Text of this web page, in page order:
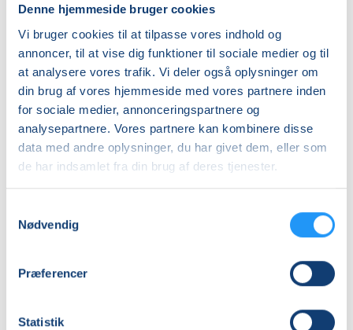
Denne hjemmeside bruger cookies
Vi bruger cookies til at tilpasse vores indhold og
annoncer, til at vise dig funktioner til sociale medier og til
at analysere vores trafik. Vi deler også oplysninger om
din brug af vores hjemmeside med vores partnere inden
for sociale medier, annonceringspartnere og
analysepartnere. Vores partnere kan kombinere disse
data med andre oplysninger, du har givet dem, eller som
de har indsamlet fra din brug af deres tjenester.
Nødvendig
Præferencer
Statistik
Info
Nummer
462387
Mødegang
søndag 29.11.2026, kl. 10.00 - 13.30
Antal mødegange
1mødegang
Nr Jernløse (Skovvejens skole), Gl. Skovvej 150B, 4420,
Se på kort
Praktiske oplysninger